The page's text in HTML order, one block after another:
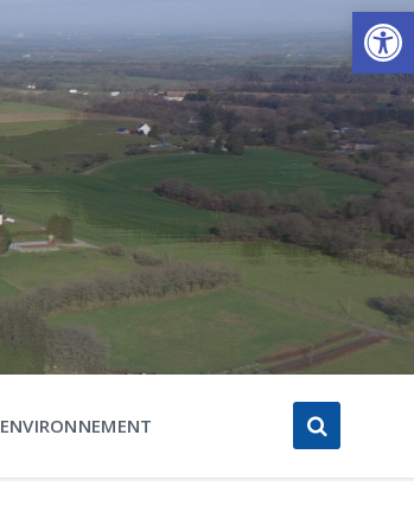
Ouvrir la barre d’outils
ENVIRONNEMENT